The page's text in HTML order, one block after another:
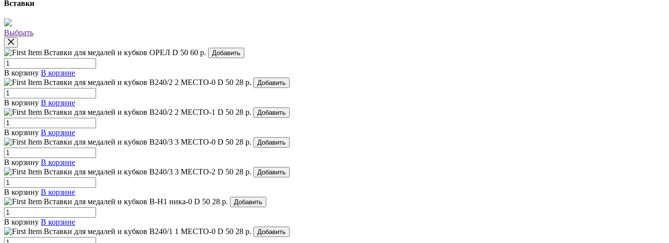
Вставки
Выбрать
Вставки для медалей и кубков ОРЕЛ D 50 60 р. Добавить
В корзину В корзине
Вставки для медалей и кубков B240/2 2 МЕСТО-0 D 50 28 р. Добавить
В корзину В корзине
Вставки для медалей и кубков B240/2 2 МЕСТО-1 D 50 28 р. Добавить
В корзину В корзине
Вставки для медалей и кубков B240/3 3 МЕСТО-0 D 50 28 р. Добавить
В корзину В корзине
Вставки для медалей и кубков B240/3 3 МЕСТО-2 D 50 28 р. Добавить
В корзину В корзине
Вставки для медалей и кубков B-H1 ника-0 D 50 28 р. Добавить
В корзину В корзине
Вставки для медалей и кубков B240/1 1 МЕСТО-0 D 50 28 р. Добавить